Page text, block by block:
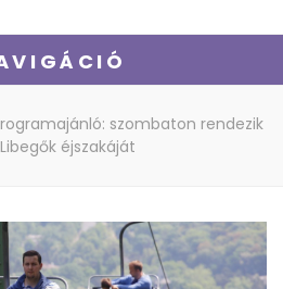
szombaton rendezik
éjszakáját